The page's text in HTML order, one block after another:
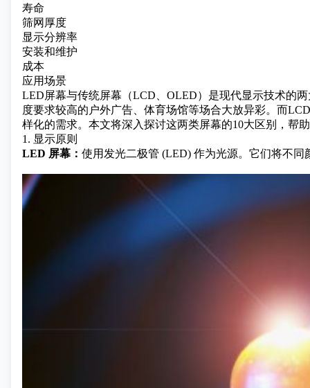
寿命
筛网厚度
显示分辨率
安装和维护
成本
应用场景
LED屏幕与传统屏幕（LCD、OLED）是现代显示技术的
度要求较高的户外广告、体育场馆等场合大放异彩。而
样化的需求。本文将深入探讨这两类屏幕的10大区别，帮
1. 显示原则
LED 屏幕 ： 使用发光二极管 (LED) 作为光源。它们将不